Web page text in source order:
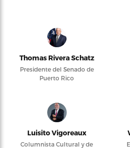
Thomas Rivera Schatz
Presidente del Senado de
Puerto Rico
Luisito Vigoreaux
Columnista Cultural y de